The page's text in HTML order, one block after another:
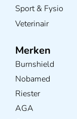
Sport & Fysio
Veterinair
Merken
Burnshield
Nobamed
Riester
AGA